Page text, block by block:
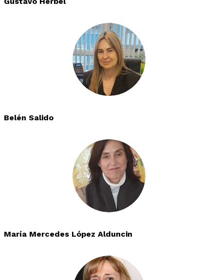
Belén Salido
María Mercedes López Alduncin